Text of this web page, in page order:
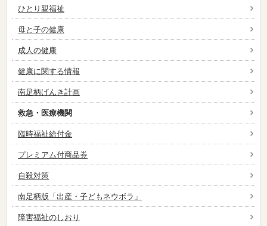
ひとり親福祉
母と子の健康
成人の健康
健康に関する情報
南足柄げんき計画
救急・医療機関
臨時福祉給付金
プレミアム付商品券
自殺対策
南足柄版「出産・子どもネウボラ」
障害福祉のしおり